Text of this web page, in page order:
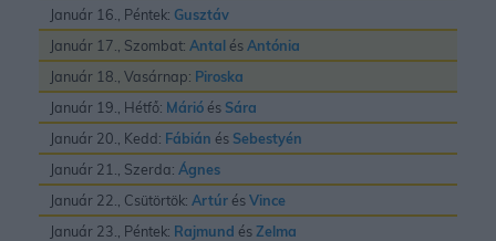
Január 16., Péntek: Gusztáv
Január 17., Szombat: Antal ésAntónia
Január 18., Vasárnap: Piroska
Január 19., Hétfő: Márió és Sára
Január 20., Kedd: Fábián és Sebestyén
Január 21., Szerda: Ágnes
Január 22., Csütörtök: Artúr ésVince
Január 23., Péntek: Rajmund ésZelma